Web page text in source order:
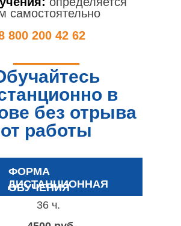
самостоятельно
800 200 42 62
в
без отрыва
от работы
ФОРМА
ОБУЧЕНИЯ
ДИСТАНЦИОННАЯ
36 ч.